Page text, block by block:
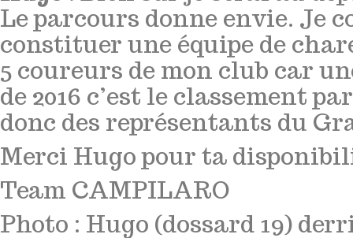
Le parcours donne envie. Je
constituer une équipe de
5 coureurs de mon club car
de 2016 c’est le classement
donc des représentants du
Merci Hugo pour ta
Team CAMPILARO
Photo : Hugo (dossard 19)